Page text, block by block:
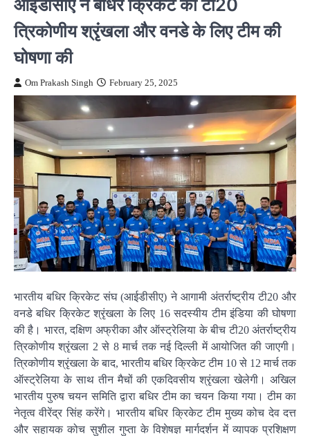
त्रिकोणीय श्रृंखला और वनडे के लिए टीम की
घोषणा की
Om Prakash Singh February 25, 2025
भारतीय बधिर क्रिकेट संघ (आईडीसीए) ने आगामी अंतर्राष्ट्रीय टी20 और
वनडे बधिर क्रिकेट श्रृंखला के लिए 16 सदस्यीय टीम इंडिया की घोषणा
की है। भारत, दक्षिण अफ्रीका और ऑस्ट्रेलिया के बीच टी20 अंतर्राष्ट्रीय
त्रिकोणीय श्रृंखला 2 से 8 मार्च तक नई दिल्ली में आयोजित की जाएगी।
त्रिकोणीय श्रृंखला के बाद, भारतीय बधिर क्रिकेट टीम 10 से 12 मार्च तक
ऑस्ट्रेलिया के साथ तीन मैचों की एकदिवसीय श्रृंखला खेलेगी। अखिल
भारतीय पुरुष चयन समिति द्वारा बधिर टीम का चयन किया गया। टीम का
नेतृत्व वीरेंद्र सिंह करेंगे। भारतीय बधिर क्रिकेट टीम मुख्य कोच देव दत्त
और सहायक कोच सुशील गुप्ता के विशेषज्ञ मार्गदर्शन में व्यापक प्रशिक्षण